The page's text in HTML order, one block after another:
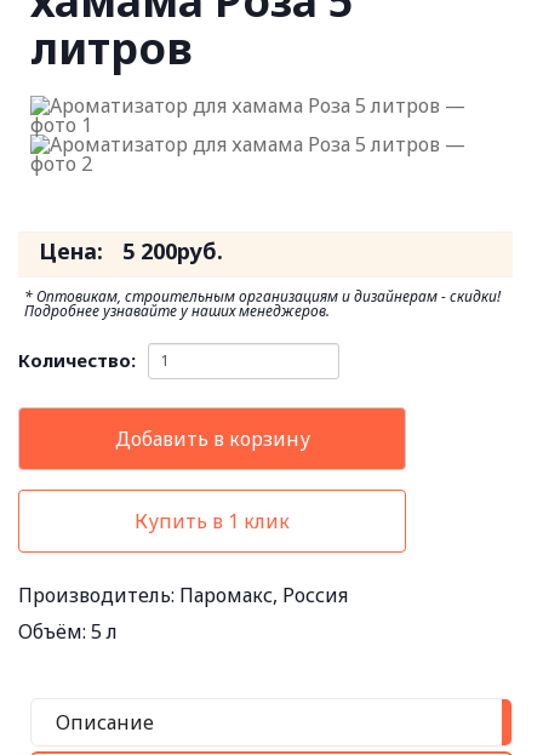
литров
Цена: 5 200руб.
* Оптовикам, строительным организациям и дизайнерам - скидки!
Подробнее узнавайте у наших менеджеров.
Количество:
Добавить в корзину
Купить в 1 клик
Производитель: Паромакс, Россия
Объём: 5 л
Описание